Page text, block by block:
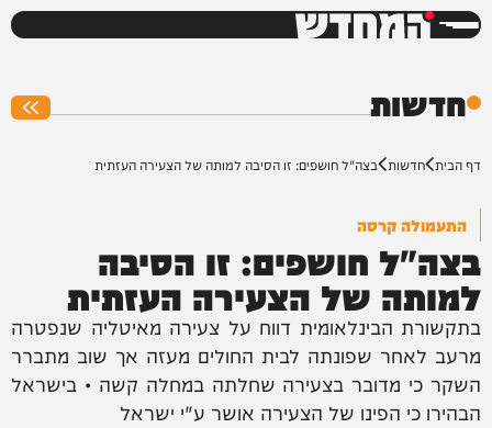
המחדש
חדשות
דף הבית חדשות בצה"ל חושפים: זו הסיבה למותה של הצעירה העזתית
התעמולה קרסה
בצה"ל חושפים: זו הסיבה
למותה של הצעירה העזתית
בתקשורת הבינלאומית דווח על צעירה מאיטליה שנפטרה
מרעב לאחר שפונתה לבית החולים מעזה אך שוב מתברר
השקר כי מדובר בצעירה שחלתה במחלה קשה • בישראל
הבהירו כי הפינו של הצעירה אושר ע"י ישראל